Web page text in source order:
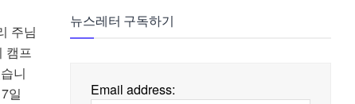
주님
캠프
니
일
뉴스레터 구독하기
Email address: